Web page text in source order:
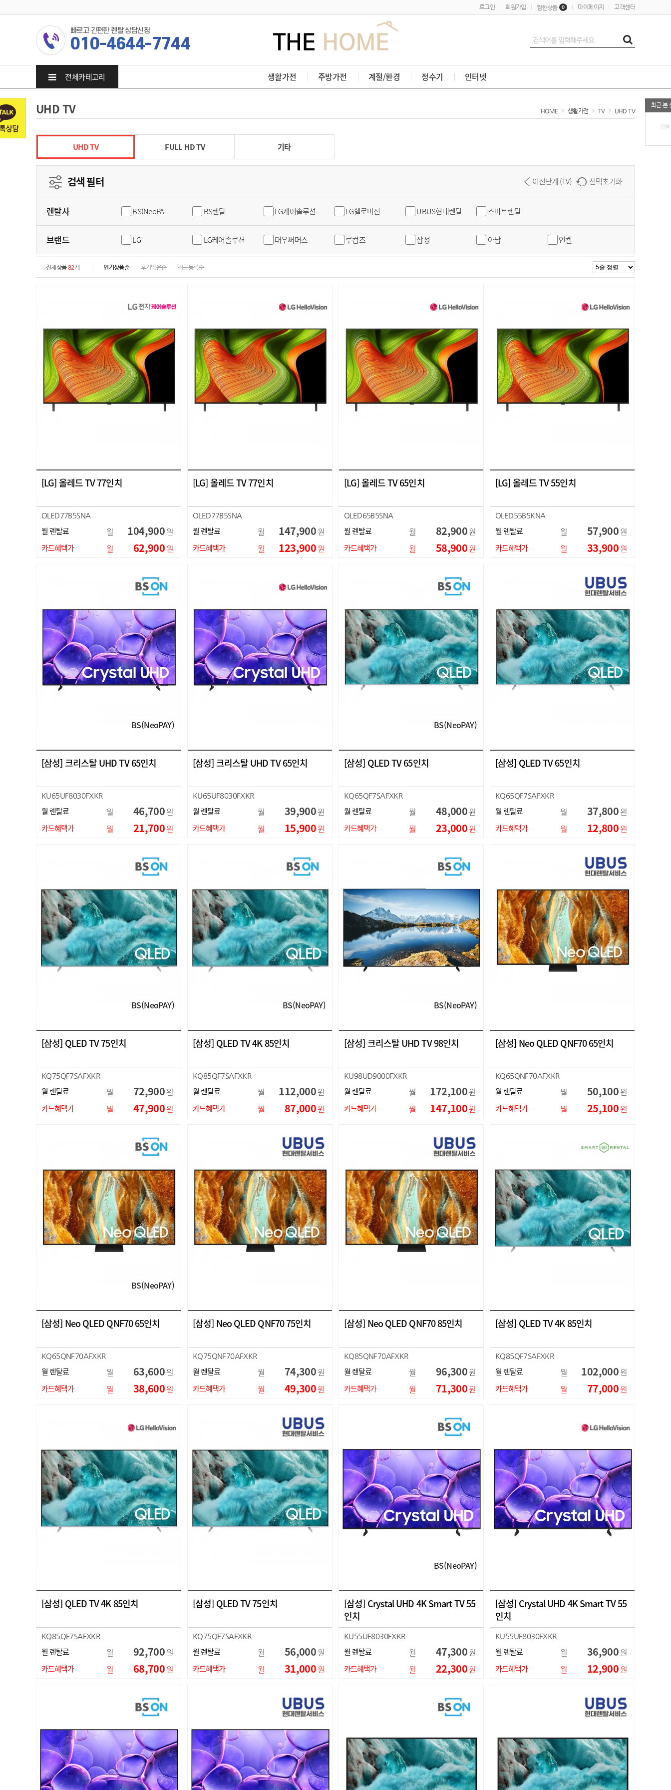
로그인 회원가입 찜한상품 0 마이페이지 고객센터
빠르고 간편한 렌탈 상담신청
010-4644-7744
전체카테고리 생활가전 주방가전 계절/환경 정수기 인터넷
최근 본
없음
UHD TV HOME 생활가전 TV UHD TV
UHD TV FULL HD TV 기타
검색 필터 이전단계 (TV) 선택초기화
렌탈사 BS(NeoPA BS렌탈 LG케어솔루션 LG헬로비전 UBUS현대렌탈 스마트렌탈
브랜드 LG LG케어솔루션 대우써머스 루컴즈 삼성 아남 인켈
전체상품82개 인기상품순 후기많은순 최근등록순
[LG] 올레드 TV 77인치
OLED77B5SNA
월 렌탈료 월 104,900원
카드혜택가 월 62,900원
[LG] 올레드 TV 77인치
OLED77B5SNA
월 렌탈료 월 147,900원
카드혜택가 월 123,900원
[LG] 올레드 TV 65인치
OLED65B5SNA
월 렌탈료 월 82,900원
카드혜택가 월 58,900원
[LG] 올레드 TV 55인치
OLED55B5KNA
월 렌탈료 월 57,900원
카드혜택가 월 33,900원
BS(NeoPAY)
[삼성] 크리스탈 UHD TV 65인치
KU65UF8030FXKR
월 렌탈료 월 46,700원
카드혜택가 월 21,700원
[삼성] 크리스탈 UHD TV 65인치
KU65UF8030FXKR
월 렌탈료 월 39,900원
카드혜택가 월 15,900원
BS(NeoPAY)
[삼성] QLED TV 65인치
KQ65QF7SAFXKR
월 렌탈료 월 48,000원
카드혜택가 월 23,000원
[삼성] QLED TV 65인치
KQ65QF7SAFXKR
월 렌탈료 월 37,800원
카드혜택가 월 12,800원
BS(NeoPAY)
[삼성] QLED TV 75인치
KQ75QF7SAFXKR
월 렌탈료 월 72,900원
카드혜택가 월 47,900원
BS(NeoPAY)
[삼성] QLED TV 4K 85인치
KQ85QF7SAFXKR
월 렌탈료 월 112,000원
카드혜택가 월 87,000원
BS(NeoPAY)
[삼성] 크리스탈 UHD TV 98인치
KU98UD9000FXKR
월 렌탈료 월 172,100원
카드혜택가 월 147,100원
[삼성] Neo QLED QNF70 65인치
KQ65QNF70AFXKR
월 렌탈료 월 50,100원
카드혜택가 월 25,100원
BS(NeoPAY)
[삼성] Neo QLED QNF70 65인치
KQ65QNF70AFXKR
월 렌탈료 월 63,600원
카드혜택가 월 38,600원
[삼성] Neo QLED QNF70 75인치
KQ75QNF70AFXKR
월 렌탈료 월 74,300원
카드혜택가 월 49,300원
[삼성] Neo QLED QNF70 85인치
KQ85QNF70AFXKR
월 렌탈료 월 96,300원
카드혜택가 월 71,300원
[삼성] QLED TV 4K 85인치
KQ85QF7SAFXKR
월 렌탈료 월 102,000원
카드혜택가 월 77,000원
[삼성] QLED TV 4K 85인치
KQ85QF7SAFXKR
월 렌탈료 월 92,700원
카드혜택가 월 68,700원
[삼성] QLED TV 75인치
KQ75QF7SAFXKR
월 렌탈료 월 56,000원
카드혜택가 월 31,000원
BS(NeoPAY)
[삼성] Crystal UHD 4K Smart TV 55
인치
KU55UF8030FXKR
월 렌탈료 월 47,300원
카드혜택가 월 22,300원
[삼성] Crystal UHD 4K Smart TV 55
인치
KU55UF8030FXKR
월 렌탈료 월 36,900원
카드혜택가 월 12,900원